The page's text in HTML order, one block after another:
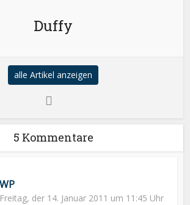
Duffy
alle Artikel anzeigen
5 Kommentare
WP
Freitag, der 14. Januar 2011 um 11:45 Uhr